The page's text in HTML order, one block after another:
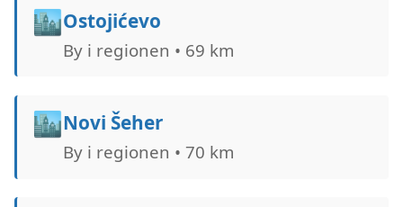
🏙️Ostojićevo
By i regionen • 69 km
🏙️Novi Šeher
By i regionen • 70 km